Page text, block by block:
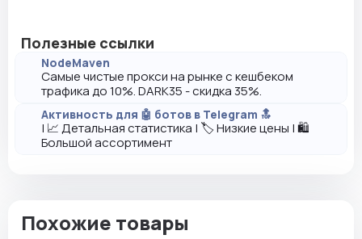
Полезные ссылки
NodeMaven
Самые чистые прокси на рынке с кешбеком
трафика до 10%. DARK35 - скидка 35%.
Активность для 🤖 ботов в Telegram 🔝
| 📈 Детальная статистика | 🏷️ Низкие цены | 🛍️
Большой ассортимент
Похожие товары